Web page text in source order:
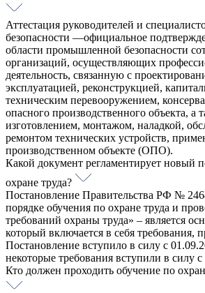
Аттестация руководителей и
безопасности —официальное
области промышленной безопасности
организаций, осуществляющих
деятельность, связанную с
эксплуатацией, реконструкцией,
техническим перевооружением,
опасного производственного объекта, а
изготовлением, монтажом, наладкой,
ремонтом технических устройств,
производственном объекте (ОПО).
Какой документ регламентирует новый
охране труда?
Постановление Правительства РФ №
порядке обучения по охране труда и
требований охраны труда» – является
который включается в себя требования,
Постановление вступило в силу с
некоторые требования вступили в силу с
Кто должен проходить обучение по